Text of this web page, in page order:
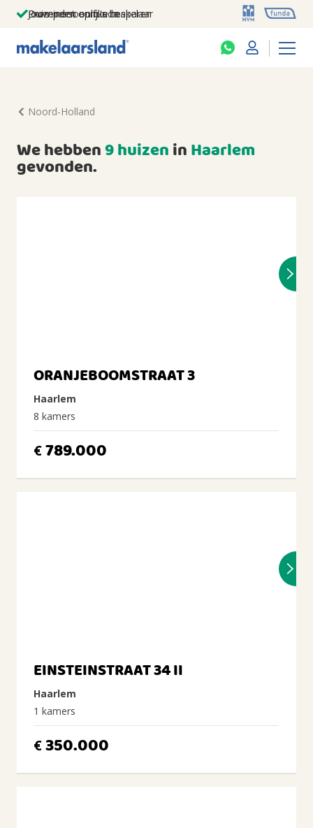
Jouw persoonlijke makelaar
Duizenden euro's besparen
Prominent op funda
Noord-Holland
We hebben9 huizeninHaarlem
gevonden.
ORANJEBOOMSTRAAT 3
Haarlem
8 kamers
€789.000
EINSTEINSTRAAT 34 II
Haarlem
1 kamers
€350.000